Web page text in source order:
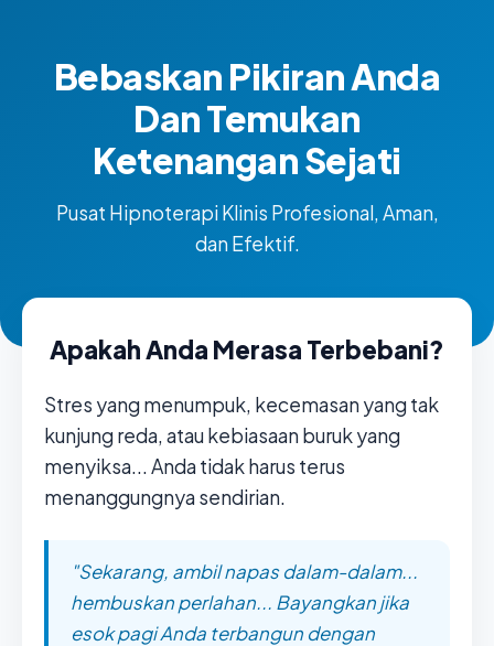
Bebaskan Pikiran Anda
Dan Temukan
Ketenangan Sejati
Pusat Hipnoterapi Klinis Profesional, Aman,
dan Efektif.
Apakah Anda Merasa Terbebani?
Stres yang menumpuk, kecemasan yang tak
kunjung reda, atau kebiasaan buruk yang
menyiksa... Anda tidak harus terus
menanggungnya sendirian.
"Sekarang, ambil napas dalam-dalam...
hembuskan perlahan... Bayangkan jika
esok pagi Anda terbangun dengan